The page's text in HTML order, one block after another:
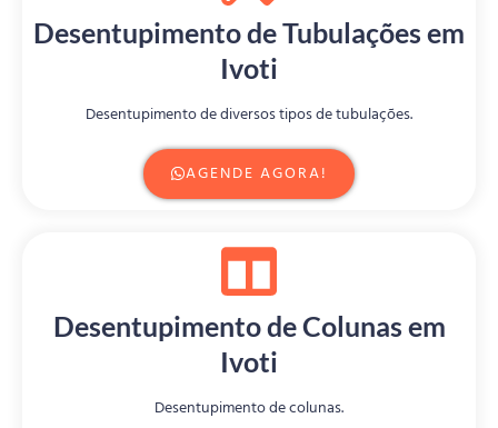
Desentupimento de Tubulações em
Ivoti
Desentupimento de diversos tipos de tubulações.
AGENDE AGORA!
Desentupimento de Colunas em
Ivoti
Desentupimento de colunas.